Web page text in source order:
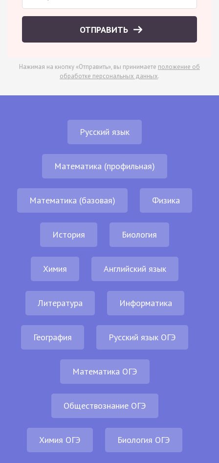
ОТПРАВИТЬ
Нажимая на кнопку «Отправить», вы принимаете положение об
обработке персональных данных.
Русский язык
Математика (профильная)
Математика (базовая) Физика
История Биология
Химия Английский язык
Литература Информатика
География Русский язык ОГЭ
Математика ОГЭ
Обществознание ОГЭ
Химия ОГЭ Биология ОГЭ